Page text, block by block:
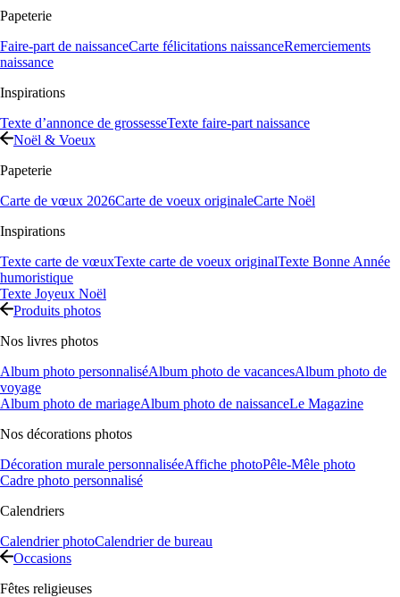
Papeterie
Faire-part de naissanceCarte félicitations naissanceRemerciements
naissance
Inspirations
Texte d’annonce de grossesseTexte faire-part naissance
Noël & Voeux
Papeterie
Carte de vœux 2026Carte de voeux originaleCarte Noël
Inspirations
Texte carte de vœuxTexte carte de voeux originalTexte Bonne Année
humoristique
Texte Joyeux Noël
Produits photos
Nos livres photos
Album photo personnaliséAlbum photo de vacancesAlbum photo de
voyage
Album photo de mariageAlbum photo de naissanceLe Magazine
Nos décorations photos
Décoration murale personnaliséeAffiche photoPêle-Mêle photo
Cadre photo personnalisé
Calendriers
Calendrier photoCalendrier de bureau
Occasions
Fêtes religieuses